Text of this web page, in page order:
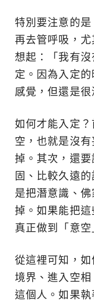
特別要注意的
再去管呼吸，
想起：「我有
定。因為入定
感覺，但還是很
如何才能入定
空，也就是沒
掉。其次，還
固、比較久遠
是把潛意識、
掉。如果能把
真正做到「意空
從這裡可知，
境界、進入空相
這個人。如果